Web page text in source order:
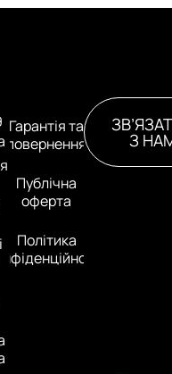
Гарантія та
повернення
Публічна
оферта
Політика
З